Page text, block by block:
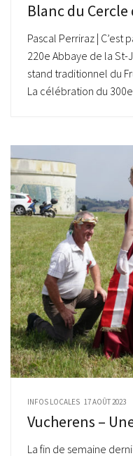
Blanc du
Pascal Perriraz |
220e Abbaye de la St-
stand traditionnel du
La célébration du
INFOS LOCALES 17 AOÛT 2023
Vucherens –
La fin de semaine